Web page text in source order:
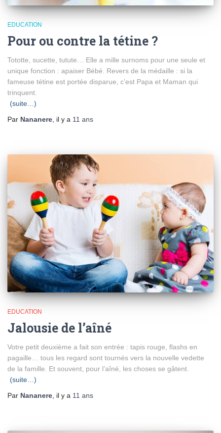
EDUCATION
Pour ou contre la tétine ?
Tototte, sucette, tutute… Elle a mille surnoms pour une seule et
unique fonction : apaiser Bébé. Revers de la médaille : si la
fameuse tétine est portée disparue, c’est Papa et Maman qui
trinquent.
(suite…)
Par Nananere , il y a 11 ans
EDUCATION
Jalousie de l’aîné
Votre petit deuxième a fait son entrée : tapis rouge, flashs en
pagaille… tous les regard sont tournés vers la nouvelle vedette
de la famille. Et souvent, pour l’aîné, les choses se gâtent.
(suite…)
Par Nananere , il y a 11 ans